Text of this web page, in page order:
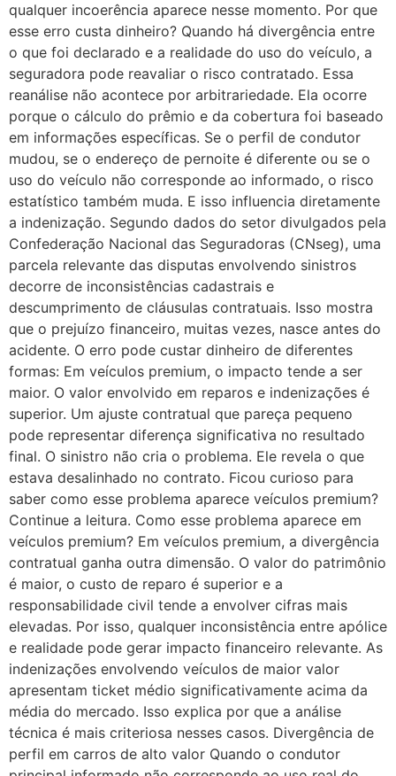
qualquer incoerência aparece nesse momento. Por que
esse erro custa dinheiro? Quando há divergência entre
o que foi declarado e a realidade do uso do veículo, a
seguradora pode reavaliar o risco contratado. Essa
reanálise não acontece por arbitrariedade. Ela ocorre
porque o cálculo do prêmio e da cobertura foi baseado
em informações específicas. Se o perfil de condutor
mudou, se o endereço de pernoite é diferente ou se o
uso do veículo não corresponde ao informado, o risco
estatístico também muda. E isso influencia diretamente
a indenização. Segundo dados do setor divulgados pela
Confederação Nacional das Seguradoras (CNseg), uma
parcela relevante das disputas envolvendo sinistros
decorre de inconsistências cadastrais e
descumprimento de cláusulas contratuais. Isso mostra
que o prejuízo financeiro, muitas vezes, nasce antes do
acidente. O erro pode custar dinheiro de diferentes
formas: Em veículos premium, o impacto tende a ser
maior. O valor envolvido em reparos e indenizações é
superior. Um ajuste contratual que pareça pequeno
pode representar diferença significativa no resultado
final. O sinistro não cria o problema. Ele revela o que
estava desalinhado no contrato. Ficou curioso para
saber como esse problema aparece veículos premium?
Continue a leitura. Como esse problema aparece em
veículos premium? Em veículos premium, a divergência
contratual ganha outra dimensão. O valor do patrimônio
é maior, o custo de reparo é superior e a
responsabilidade civil tende a envolver cifras mais
elevadas. Por isso, qualquer inconsistência entre apólice
e realidade pode gerar impacto financeiro relevante. As
indenizações envolvendo veículos de maior valor
apresentam ticket médio significativamente acima da
média do mercado. Isso explica por que a análise
técnica é mais criteriosa nesses casos. Divergência de
perfil em carros de alto valor Quando o condutor